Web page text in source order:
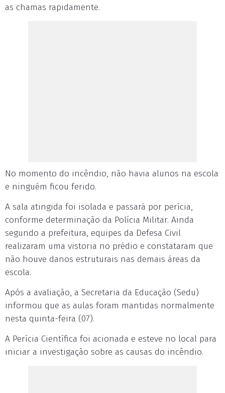
as chamas rapidamente.
No momento do incêndio, não havia alunos na escola
e ninguém ficou ferido.
A sala atingida foi isolada e passará por perícia,
conforme determinação da Polícia Militar. Ainda
segundo a prefeitura, equipes da Defesa Civil
realizaram uma vistoria no prédio e constataram que
não houve danos estruturais nas demais áreas da
escola.
Após a avaliação, a Secretaria da Educação (Sedu)
informou que as aulas foram mantidas normalmente
nesta quinta-feira (07).
A Perícia Científica foi acionada e esteve no local para
iniciar a investigação sobre as causas do incêndio.